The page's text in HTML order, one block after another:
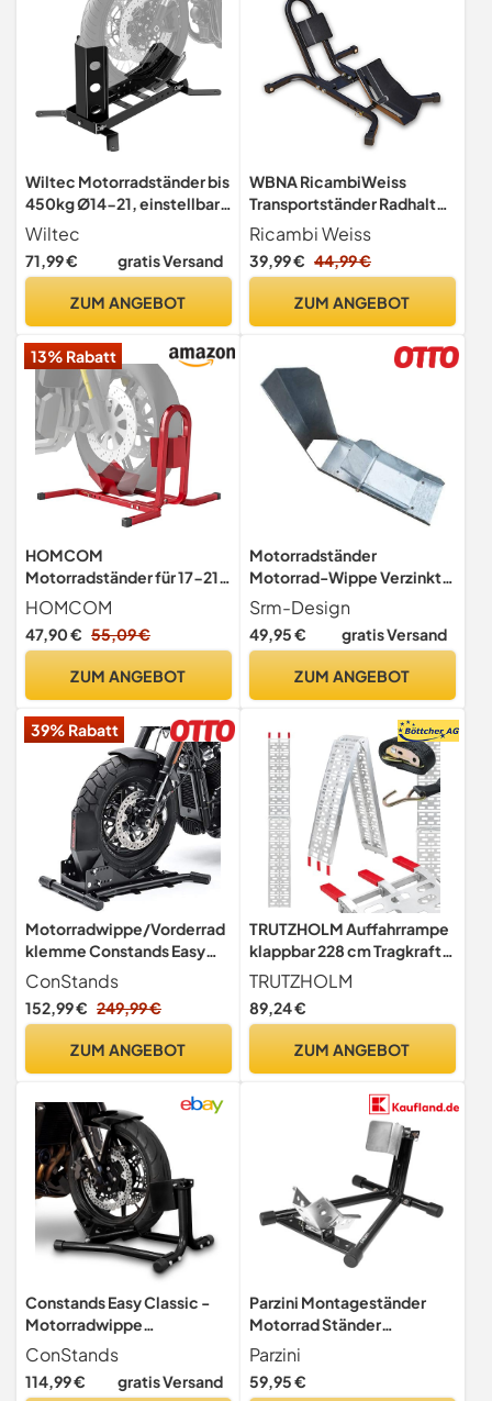
Wiltec Motorradständer bis
450kg Ø14-21, einstellbare
Motorradwippe aus Stahl,
Montageständer für
Vorder- und Hinterrad
Wiltec
71,99 € gratis Versand
ZUM ANGEBOT
WBNA RicambiWeiss
Transportständer Radhalter
Wippe Motorradständer
Motorradwippe
Radklemme
Ricambi Weiss
39,99 € 44,99 €
ZUM ANGEBOT
13% Rabatt
HOMCOM
Motorradständer für 17-21",
430-530 mm Vorderrad,
einstellbare
Motorradwippe aus Metall,
Montageständer Rot
HOMCOM
47,90 € 55,09 €
ZUM ANGEBOT
Motorradständer
Motorrad-Wippe Verzinkt
10fach verstellbar für 8 bis
24-Zoll
Srm-Design
49,95 € gratis Versand
ZUM ANGEBOT
39% Rabatt
Motorradwippe/Vorderrad
klemme Constands Easy
Vario einstellbar schwarz
ConStands
152,99 € 249,99 €
ZUM ANGEBOT
TRUTZHOLM Auffahrrampe
klappbar 228 cm Tragkraft
340 kg Aluminium
TRUTZHOLM
89,24 €
ZUM ANGEBOT
Constands Easy Classic -
Motorradwippe
Motorradklemme Radhalter
Radklemme Wippe
Hinterrad Kompatibel mit
ConStands
114,99 € gratis Versand
Parzini Montageständer
Motorrad Ständer
Motorradheber
Vorderradständer für
Servicearbeiten/Motorrad
Parzini
59,95 €